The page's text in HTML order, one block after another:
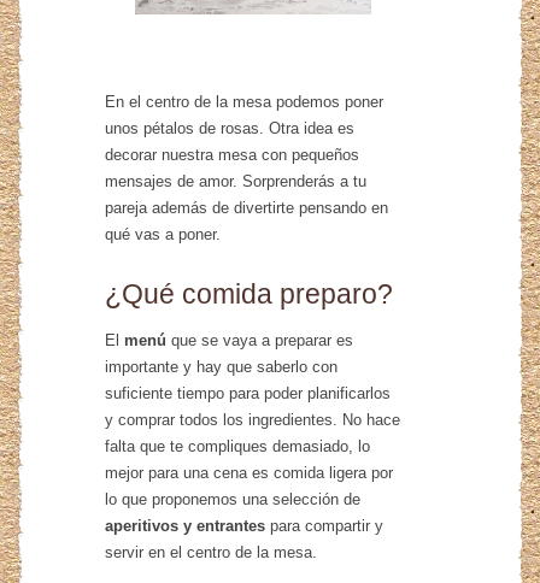
En el centro de la mesa podemos poner
unos pétalos de rosas. Otra idea es
decorar nuestra mesa con pequeños
mensajes de amor. Sorprenderás a tu
pareja además de divertirte pensando en
qué vas a poner.
¿Qué comida preparo?
El menú que se vaya a preparar es
importante y hay que saberlo con
suficiente tiempo para poder planificarlos
y comprar todos los ingredientes. No hace
falta que te compliques demasiado, lo
mejor para una cena es comida ligera por
lo que proponemos una selección de
aperitivos y entrantes para compartir y
servir en el centro de la mesa.